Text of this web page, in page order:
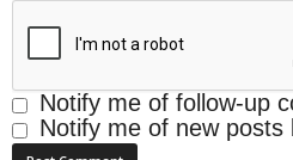
Notify me of follow-up
Notify me of new posts